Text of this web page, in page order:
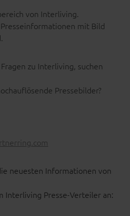
von Interliving.
mit Bild
zu Interliving, suchen
Pressebilder?
neuesten Informationen von
Interliving Presse-Verteiler an: